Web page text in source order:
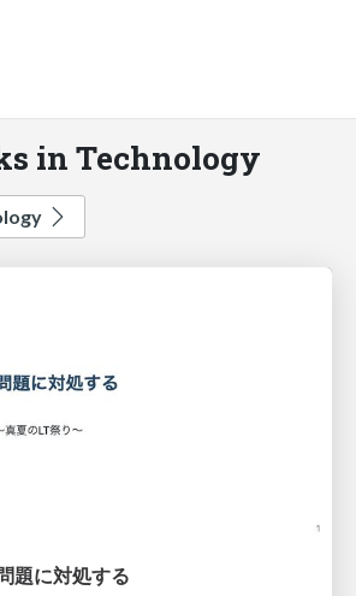
in Technology
題に対処する